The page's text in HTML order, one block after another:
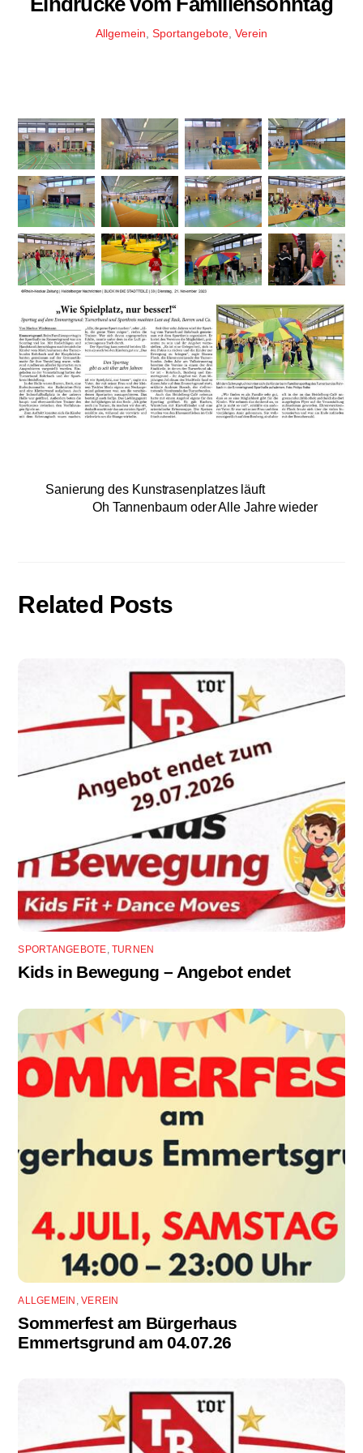
Allgemein Sportangebote Verein
Sanierung des Kunstrasenplatzes läuft
Oh Tannenbaum oder Alle Jahre wieder
Related Posts
SPORTANGEBOTE,TURNEN
Kids in Bewegung – Angebot endet
ALLGEMEIN ,VEREIN
Sommerfest am Bürgerhaus
Emmertsgrund am 04.07.26